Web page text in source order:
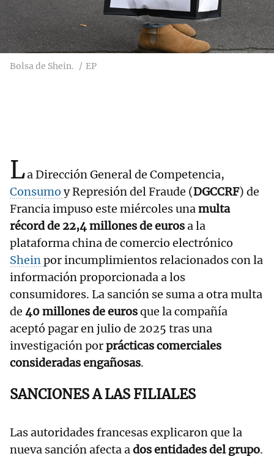
Bolsa de Shein. EP
La Dirección General de Competencia,
Consumo y Represión del Fraude (DGCCRF) de
Francia impuso este miércoles unamulta
récord de 22,4 millones de eurosa la
plataforma china de comercio electrónico
Sheinpor incumplimientos relacionados con la
información proporcionada a los
consumidores. La sanción se suma a otra multa
de 40 millones de eurosque la compañía
aceptó pagar en julio de 2025 tras una
investigación porprácticas comerciales
consideradas engañosas.
SANCIONES A LAS FILIALES
Las autoridades francesas explicaron que la
nueva sanción afecta ados entidades del grupo.